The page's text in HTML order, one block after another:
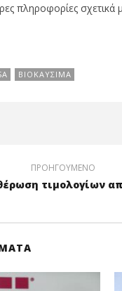
πληροφορίες σχετικά
ΒΙΟΚΑΎΣΙΜΑ
ΠΡΟΗΓΟΎΜΕΝΟ
τιμολογίων